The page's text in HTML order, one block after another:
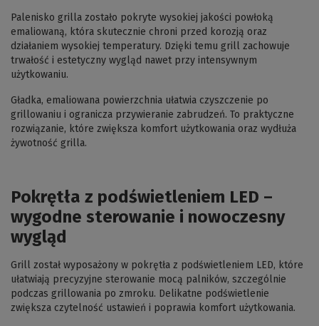
Palenisko grilla zostało pokryte wysokiej jakości powłoką
emaliowaną, która skutecznie chroni przed korozją oraz
działaniem wysokiej temperatury. Dzięki temu grill zachowuje
trwałość i estetyczny wygląd nawet przy intensywnym
użytkowaniu.
Gładka, emaliowana powierzchnia ułatwia czyszczenie po
grillowaniu i ogranicza przywieranie zabrudzeń. To praktyczne
rozwiązanie, które zwiększa komfort użytkowania oraz wydłuża
żywotność grilla.
Pokrętła z podświetleniem LED –
wygodne sterowanie i nowoczesny
wygląd
Grill został wyposażony w pokrętła z podświetleniem LED, które
ułatwiają precyzyjne sterowanie mocą palników, szczególnie
podczas grillowania po zmroku. Delikatne podświetlenie
zwiększa czytelność ustawień i poprawia komfort użytkowania.